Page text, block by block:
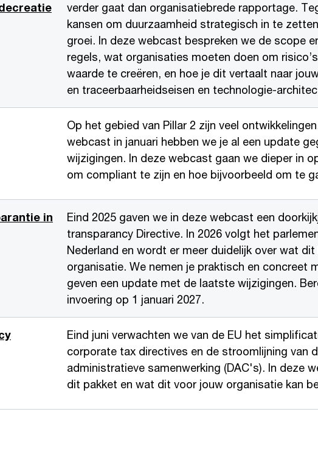
verder gaat dan organisatiebrede rapportage.
kansen om duurzaamheid strategisch in te
groei. In deze webcast bespreken we de scope
regels, wat organisaties moeten doen om
waarde te creëren, en hoe je dit vertaalt naar
en traceerbaarheidseisen en technologie-
Op het gebied van Pillar 2 zijn veel
webcast in januari hebben we je al een update
wijzigingen. In deze webcast gaan we dieper in
om compliant te zijn en hoe bijvoorbeeld om te
in
Eind 2025 gaven we in deze webcast een
transparancy Directive. In 2026 volgt het
Nederland en wordt er meer duidelijk over wat
organisatie. We nemen je praktisch en concreet
geven een update met de laatste wijzigingen.
invoering op 1 januari 2027.
Eind juni verwachten we van de EU het
corporate tax directives en de stroomlijning van
administratieve samenwerking (DAC's). In deze
dit pakket en wat dit voor jouw organisatie kan